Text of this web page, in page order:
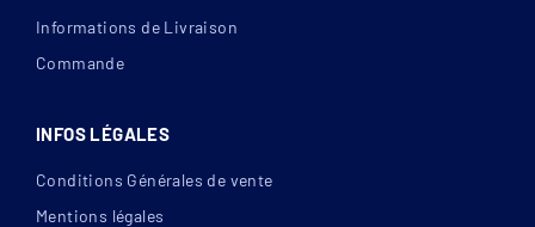
Informations de Livraison
Commande
INFOS LÉGALES
Conditions Générales de vente
Mentions légales